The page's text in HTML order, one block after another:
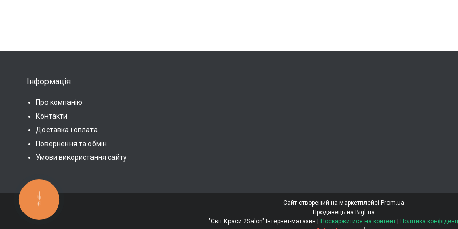
Інформація
Про компанію
Контакти
Доставка і оплата
Повернення та обмін
Умови використання сайту
Сайт створений на маркетплейсі Prom.ua
Продавець на Bigl.ua
Поскаржитися на контент
Політика
КНОПКА
ЗВ'ЯЗКУ